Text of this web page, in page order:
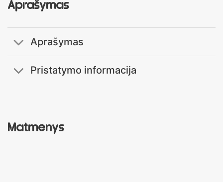
Matmenys
Aprašymas
Aprašymas
Pristatymo informacija